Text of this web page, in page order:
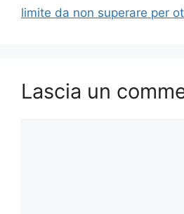
limite da non superare per
Lascia un